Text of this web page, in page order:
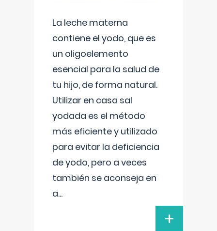
La leche materna
contiene el yodo, que es
un oligoelemento
esencial para la salud de
tu hijo, de forma natural.
Utilizar en casa sal
yodada es el método
más eficiente y utilizado
para evitar la deficiencia
de yodo, pero a veces
también se aconseja en
a...
+